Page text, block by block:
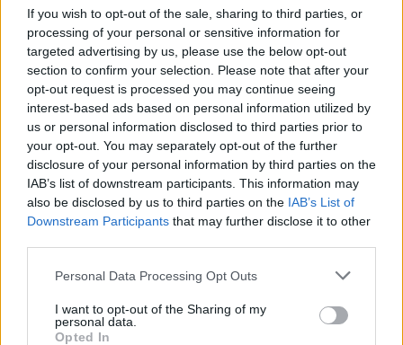
If you wish to opt-out of the sale, sharing to third parties, or
processing of your personal or sensitive information for
targeted advertising by us, please use the below opt-out
section to confirm your selection. Please note that after your
opt-out request is processed you may continue seeing
interest-based ads based on personal information utilized by
us or personal information disclosed to third parties prior to
your opt-out. You may separately opt-out of the further
disclosure of your personal information by third parties on the
IAB’s list of downstream participants. This information may
also be disclosed by us to third parties on the IAB’s List of
Downstream Participants that may further disclose it to other
Personal Data Processing Opt Outs
I want to opt-out of the Sharing of my
personal data.
Opted In
Dež bo prekinil vročinski val, a le za
kratek čas
7. avgust 2026
Jutrišnje Sobotne lutkarije vabijo
otroke na predstavo "Fuj, gosenica!"
7. avgust 2026
Danes bo na travniku pri domu Kulture
nastopila skupina Ringlšpil
7. avgust 2026